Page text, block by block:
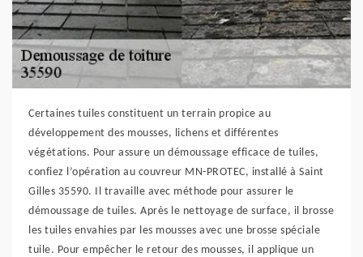
Certaines tuiles constituent un terrain propice au
développement des mousses, lichens et différentes
végétations. Pour assure un démoussage efficace de tuiles,
confiez l’opération au couvreur MN-PROTEC, installé à Saint
Gilles 35590. Il travaille avec méthode pour assurer le
démoussage de tuiles. Après le nettoyage de surface, il brosse
les tuiles envahies par les mousses avec une brosse spéciale
tuile. Pour empêcher le retour des mousses, il applique un